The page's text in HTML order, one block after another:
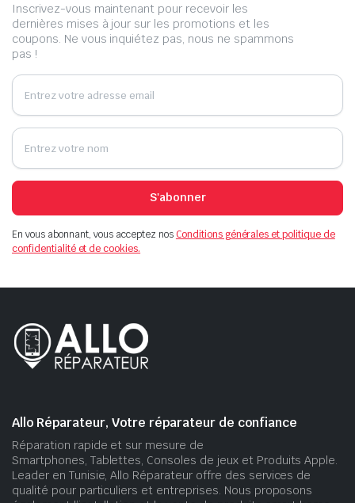
Inscrivez-vous maintenant pour recevoir les
dernières mises à jour sur les promotions et les
coupons. Ne vous inquiétez pas, nous ne spammons
pas !
S'abonner
En vous abonnant, vous acceptez nosConditions générales et politique de
confidentialité et de cookies.
Allo Réparateur, Votre réparateur de confiance
Réparation rapide et sur mesure de
Smartphones, Tablettes, Consoles de jeux et Produits Apple.
Leader en Tunisie, Allo Réparateur offre des services de
qualité pour particuliers et entreprises. Nous proposons